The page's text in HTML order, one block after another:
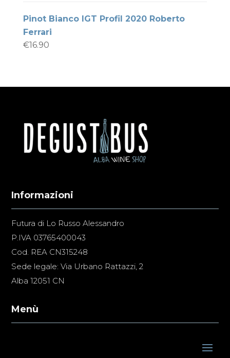
Pinot Bianco IGT Profil 2020 Roberto
Ferrari
€16.90
Informazioni
Futura di Lo Russo Alessandro
P.IVA 03765400043
Cod. REA CN315248
Sede legale: Via Urbano Rattazzi, 2
Alba 12051 CN
Menù